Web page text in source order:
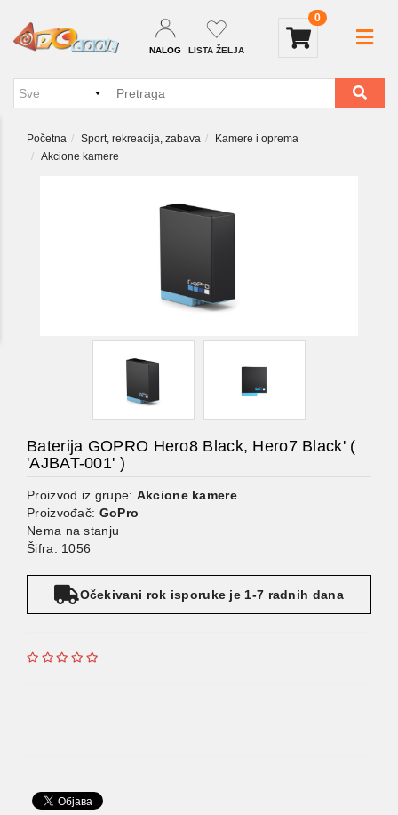
NALOG LISTA ŽELJA
0
Početna Sport, rekreacija, zabava
Kamere i oprema
Akcione kamere
Baterija GOPRO Hero8 Black, Hero7 Black' (
'AJBAT-001' )
Proizvod iz grupe: Akcione kamere
Proizvođač: GoPro
Nema na stanju
Šifra: 1056
Očekivani rok isporuke je 1-7 radnih dana